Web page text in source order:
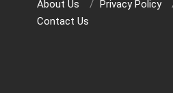
About Us
Privacy Policy
Contact Us